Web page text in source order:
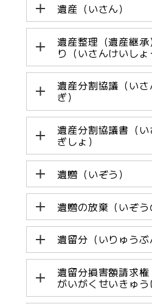
遺産（いさん）
遺産整理（遺産継
り（いさんけいしょ
遺産分割協議（い
ぎ）
遺産分割協議書（
ぎしょ）
遺贈（いぞう）
遺贈の放棄（いぞう
遺留分（いりゅうぶ
遺留分損害額請求
がいがくせいきゅう